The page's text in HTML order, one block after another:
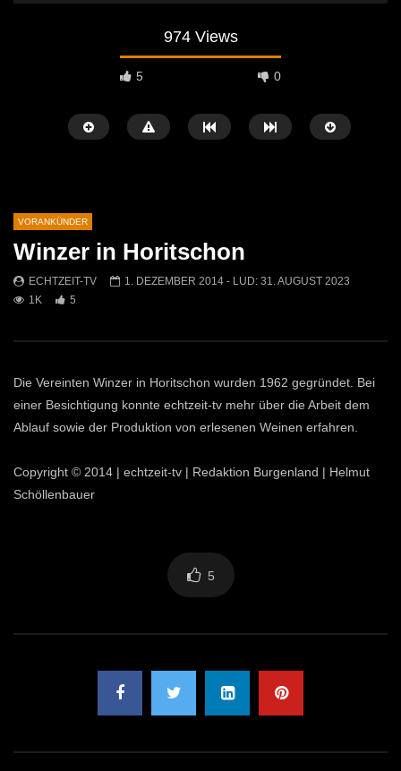
974 Views
5 0
VORSCHAU: Die Heiratskandidaten –
ECHTZEIT-TV
24.
VORANKÜNDER
Winzer in Horitschon
ECHTZEIT-TV 1. DEZEMBER 2014 - LUD: 31. AUGUST 2023
1K
5
Die Vereinten Winzer in Horitschon wurden 1962 gegründet. Bei
einer Besichtigung konnte echtzeit-tv mehr über die Arbeit dem
Ablauf sowie der Produktion von erlesenen Weinen erfahren.
Copyright © 2014 | echtzeit-tv | Redaktion Burgenland | Helmut
Schöllenbauer
5